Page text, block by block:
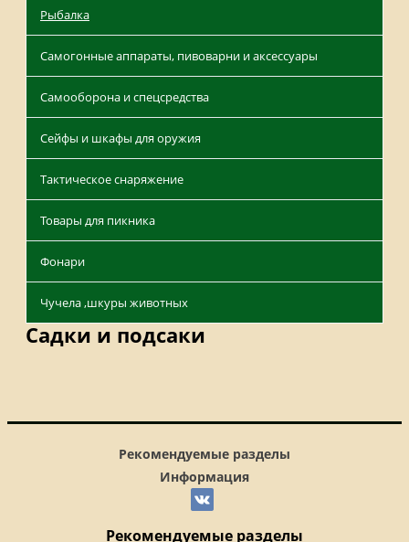
Рыбалка
Самогонные аппараты, пивоварни и аксессуары
Самооборона и спецсредства
Сейфы и шкафы для оружия
Тактическое снаряжение
Товары для пикника
Фонари
Чучела ,шкуры животных
Садки и подсаки
Рекомендуемые разделы
Информация
Рекомендуемые разделы